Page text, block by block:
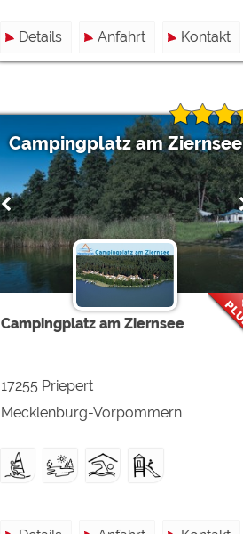
Details Anfahrt Kontakt
Campingplatz am Ziernsee
Campingplatz am Ziernsee
17255 Priepert
Mecklenburg-Vorpommern